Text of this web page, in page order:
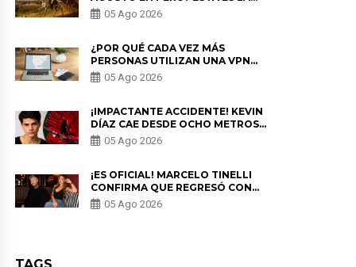
HISTORIA
05 Ago 2026
¿POR QUÉ CADA VEZ MÁS
PERSONAS UTILIZAN UNA VPN
PARA PROTEGER SU
PRIVACIDAD?
05 Ago 2026
¡IMPACTANTE ACCIDENTE! KEVIN
DÍAZ CAE DESDE OCHO METROS
EN “ESTO ES GUERRA” Y GENERA
PREOCUPACIÓN
05 Ago 2026
¡ES OFICIAL! MARCELO TINELLI
CONFIRMA QUE REGRESÓ CON
MILETT FIGUEROA: “EL AMOR
PUDO MÁS”
05 Ago 2026